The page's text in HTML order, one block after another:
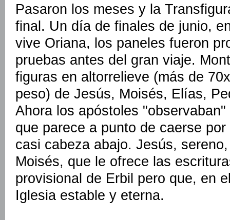
Pasaron los meses y la
final. Un día de finales de junio,
vive Oriana, los paneles fueron
pruebas antes del gran viaje.
figuras en altorrelieve (más de
peso) de Jesús, Moisés, Elías,
Ahora los apóstoles
que parece a punto de caerse
casi cabeza abajo. Jesús,
Moisés, que le ofrece las
provisional de Erbil pero que, en
Iglesia estable y eterna.